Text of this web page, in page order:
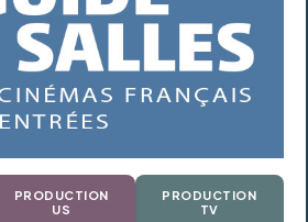
PRODUCTION
US
PRODUCTION
TV